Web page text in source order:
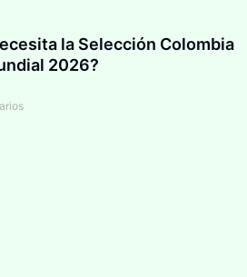
la Selección Colombia
2026?